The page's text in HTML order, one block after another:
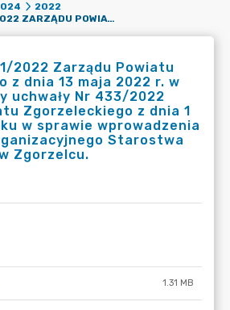
2022
UCHWAŁA NR 451/2022 ZARZĄDU POWIATU ZGORZELECKIEGO Z DNIA 13 MAJA 2022 R. W SPRAWIE ZMIANY UCHWAŁY NR 433/2022 ZARZĄDU POWIATU ZGORZELECKIEGO Z DNIA 1 MARCA 2022 ROKU W SPRAWIE WPROWADZENIA REGULAMINU ORGANIZACYJNEGO STAROSTWA POWIATOWEGO W ZGORZELCU.
2022 Zarządu Powiatu
z dnia 13 maja 2022 r. w
uchwały Nr 433/2022
Zgorzeleckiego z dnia 1
w sprawie wprowadzenia
Starostwa
Zgorzelcu.
1.31 MB